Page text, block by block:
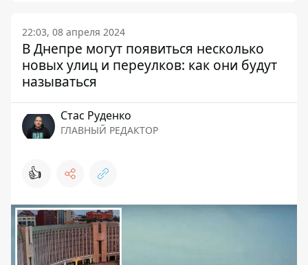
22:03, 08 апреля 2024
В Днепре могут появиться несколько
новых улиц и переулков: как они будут
называться
Стаc Руденко
ГЛАВНЫЙ РЕДАКТОР
👍